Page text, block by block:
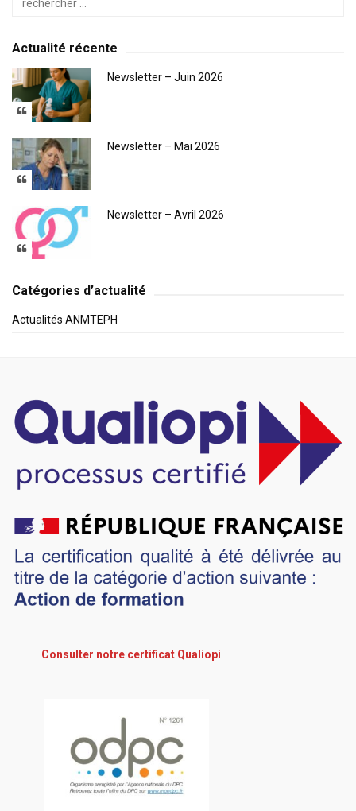
Actualité récente
Newsletter – Juin 2026
Newsletter – Mai 2026
Newsletter – Avril 2026
Catégories d’actualité
Actualités ANMTEPH
Consulter notre certificat Qualiopi